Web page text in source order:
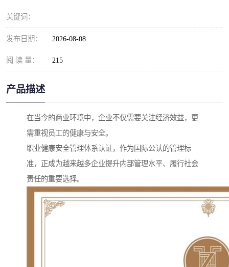
关键词：
发布日期： 2026-08-08
阅 读 量： 215
产品描述
在当今的商业环境中，企业不仅需要关注经济效益，更
需重视员工的健康与安全。
职业健康安全管理体系认证，作为国际公认的管理标
准，正成为越来越多企业提升内部管理水平、履行社会
责任的重要选择。